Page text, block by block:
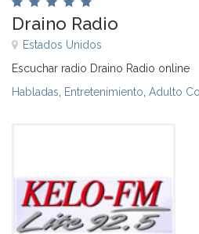
Draino Radio
Estados Unidos
Escuchar radio Draino Radio online
Habladas Entretenimiento Adulto